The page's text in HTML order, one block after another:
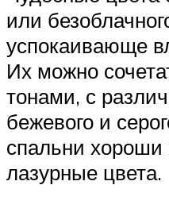
или
успокаивающе
Их можно
тонами, с
бежевого и
спальни хороши
лазурные цвета.